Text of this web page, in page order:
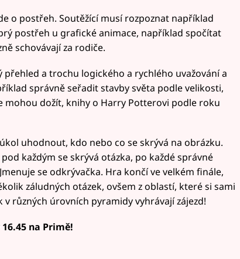
o postřeh. Soutěžící musí rozpoznat například
postřeh u grafické animace, například spočítat
schovávají za rodiče.
přehled a trochu logického a rychlého uvažování a
správně seřadit stavby světa podle velikosti,
mohou dožít, knihy o Harry Potterovi podle roku
uhodnout, kdo nebo co se skrývá na obrázku.
každým se skrývá otázka, po každé správné
se odkrývačka. Hra končí ve velkém finále,
záludných otázek, ovšem z oblastí, které si sami
v různých úrovních pyramidy vyhrávají zájezd!
na Primě!